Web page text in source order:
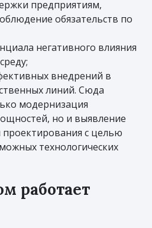
предприятиям,
обязательств по
негативного влияния
внедрений в
линий. Сюда
модернизация
но и выявление
проектирования с целью
технологических
работает